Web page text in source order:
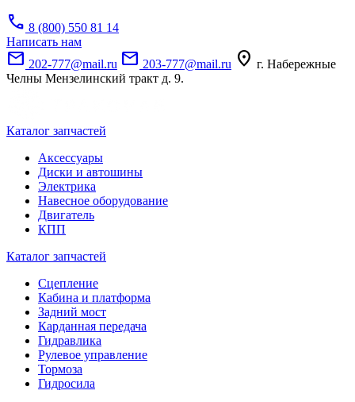
call 8 (800) 550 81 14
Написать нам
mail 202-777@mail.ru mail 203-777@mail.ru location_on г. Набережные
Челны Мензелинский тракт д. 9.
Каталог запчастей
Аксессуары
Диски и автошины
Электрика
Навесное оборудование
Двигатель
КПП
Каталог запчастей
Сцепление
Кабина и платформа
Задний мост
Карданная передача
Гидравлика
Рулевое управление
Тормоза
Гидросила